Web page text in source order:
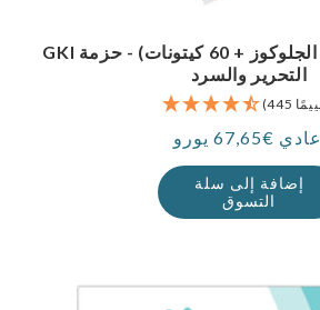
GKI شرائط اختبار (60 الجلوكوز + 60 كيتونات) - حزمة
التحرير والسرد
سعر عادي €67,65 يورو
إضافة إلى سلة
التسوق